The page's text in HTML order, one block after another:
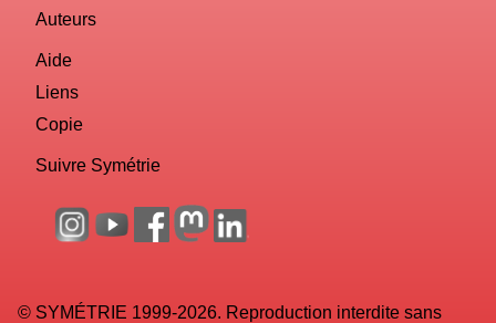
Auteurs
Aide
Liens
Copie
Suivre Symétrie
© SYMÉTRIE 1999-2026. Reproduction interdite sans